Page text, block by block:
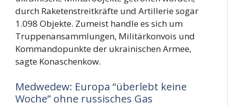
durch Raketenstreitkräfte und Artillerie sogar
1.098 Objekte. Zumeist handle es sich um
Truppenansammlungen, Militärkonvois und
Kommandopunkte der ukrainischen Armee,
sagte Konaschenkow.
Medwedew: Europa “überlebt keine
Woche” ohne russisches Gas